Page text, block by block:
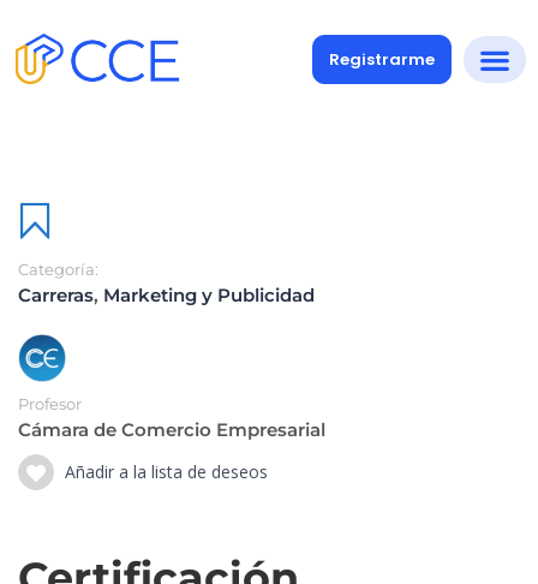
Registrarme
Categoría:
Carreras, Marketing y Publicidad
Profesor
Cámara de Comercio Empresarial
Añadir a la lista de deseos